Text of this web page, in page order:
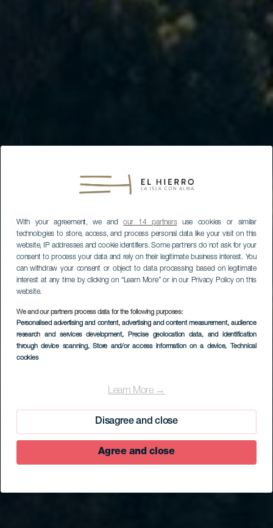
With your agreement, we andour 14 partnersuse cookies or similar
technologies to store, access, and process personal data like your visit on this
website, IP addresses and cookie identifiers. Some partners do not ask for your
consent to process your data and rely on their legitimate business interest. You
can withdraw your consent or object to data processing based on legitimate
interest at any time by clicking on “Learn More” or in our Privacy Policy on this
website.
We and our partners process data for the following purposes:
Personalised advertising and content, advertising and content measurement, audience
research and services development, Precise geolocation data, and identification
through device scanning, Store and/or access information on a device, Technical
cookies
Learn More →
Disagree and close
Agree and close